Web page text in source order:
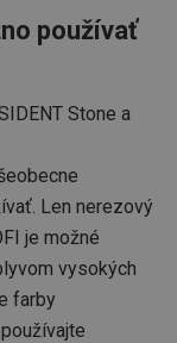
používať
Stone a
Len nerezový
je možné
vysokých
farby
sa nedá